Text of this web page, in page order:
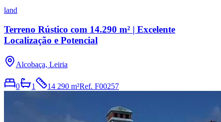
land
Terreno Rústico com 14.290 m² | Excelente
Localização e Potencial
Alcobaça, Leiria
0 1 14 290 m²Ref. F00257